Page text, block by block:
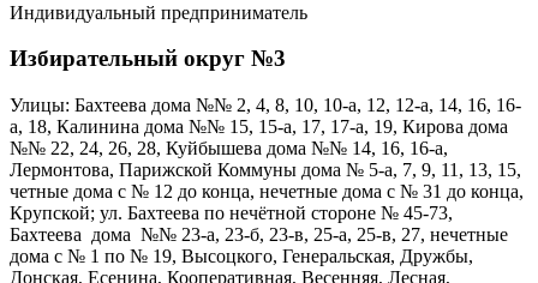
Индивидуальный предприниматель
Избирательный округ №3
Улицы: Бахтеева дома №№ 2, 4, 8, 10, 10-а, 12, 12-а, 14, 16, 16-
а, 18, Калинина дома №№ 15, 15-а, 17, 17-а, 19, Кирова дома
№№ 22, 24, 26, 28, Куйбышева дома №№ 14, 16, 16-а,
Лермонтова, Парижской Коммуны дома № 5-а, 7, 9, 11, 13, 15,
четные дома с № 12 до конца, нечетные дома с № 31 до конца,
Крупской; ул. Бахтеева по нечётной стороне № 45-73,
Бахтеева дома №№ 23-а, 23-б, 23-в, 25-а, 25-в, 27, нечетные
дома с № 1 по № 19, Высоцкого, Генеральская, Дружбы,
Донская, Есенина, Кооперативная, Весенняя, Лесная,